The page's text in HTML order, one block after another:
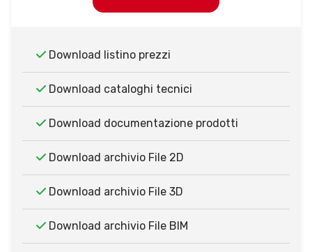
Download listino prezzi
Download cataloghi tecnici
Download documentazione prodotti
Download archivio File 2D
Download archivio File 3D
Download archivio File BIM